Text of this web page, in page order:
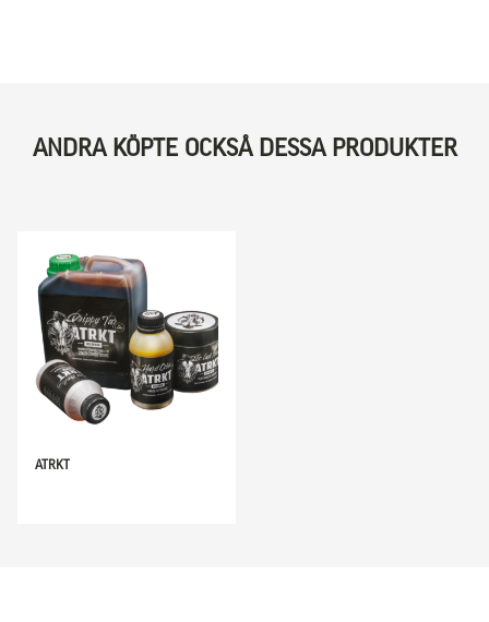
ANDRA KÖPTE OCKSÅ DESSA PRODUKTER
ATRKT